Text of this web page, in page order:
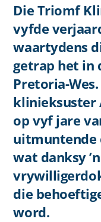
Die Triomf
vyfde
waartydens
getrap het in
Pretoria-
klinieksuster
op vyf jare
uitmuntende
wat danksy
die
word.